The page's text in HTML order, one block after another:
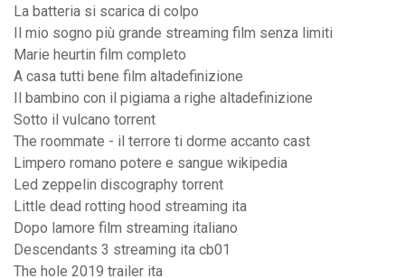
La batteria si scarica di colpo
Il mio sogno più grande streaming film senza limiti
Marie heurtin film completo
A casa tutti bene film altadefinizione
Il bambino con il pigiama a righe altadefinizione
Sotto il vulcano torrent
The roommate - il terrore ti dorme accanto cast
Limpero romano potere e sangue wikipedia
Led zeppelin discography torrent
Little dead rotting hood streaming ita
Dopo lamore film streaming italiano
Descendants 3 streaming ita cb01
The hole 2019 trailer ita